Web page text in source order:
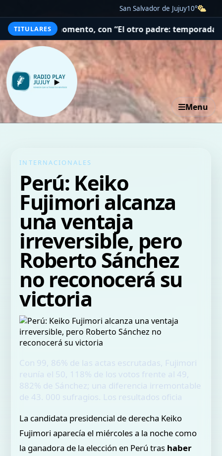
San Salvador de Jujuy10°
TITULAREScon “El otro padre: temporada 1” a la cabeza
Menu
INTERNACIONALES
Perú: Keiko
Fujimori alcanza
una ventaja
irreversible, pero
Roberto Sánchez
no reconocerá su
victoria
Con 99, 86% de las actas escrutadas, Fujimori
reunía el 50, 118% de los votos frente al 49,
882% de Sánchez; una diferencia irremontable
de 43. 000 sufragios. Los resultados oficia
La candidata presidencial de derecha Keiko
Fujimori aparecía el miércoles a la noche como
la ganadora de la elección en Perú tras haber